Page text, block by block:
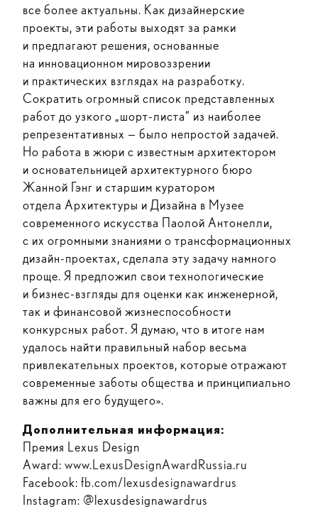
все более актуальны. Как дизайнерские
проекты, эти работы выходят за рамки
и предлагают решения, основанные
на инновационном мировоззрении
и практических взглядах на разработку.
Сократить огромный список представленных
работ до узкого „шорт-листа“ из наиболее
репрезентативных — было непростой задачей.
Но работа в жюри с известным архитектором
и основательницей архитектурного бюро
Жанной Гэнг и старшим куратором
отдела Архитектуры и Дизайна в Музее
современного искусства Паолой Антонелли,
с их огромными знаниями о трансформационных
дизайн-проектах, сделала эту задачу намного
проще. Я предложил свои технологические
и бизнес-взгляды для оценки как инженерной,
так и финансовой жизнеспособности
конкурсных работ. Я думаю, что в итоге нам
удалось найти правильный набор весьма
привлекательных проектов, которые отражают
современные заботы общества и принципиально
важны для его будущего».
Дополнительная информация:
Премия Lexus Design
Award: www.LexusDesignAwardRussia.ru
Facebook: fb.com/lexusdesignawardrus
Instagram: @lexusdesignawardrus